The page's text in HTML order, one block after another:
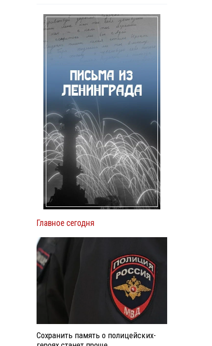
Главное сегодня
Сохранить память о полицейских-